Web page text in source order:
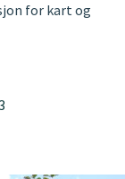
for kart og